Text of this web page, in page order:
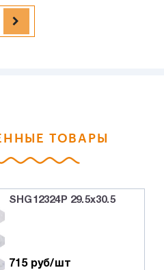
ТОВАРЫ
SHG12324P 29.5х30.5
715 руб/шт